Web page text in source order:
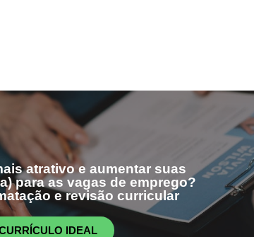
atrativo e aumentar suas
para as vagas de emprego?
e revisão curricular
IDEAL